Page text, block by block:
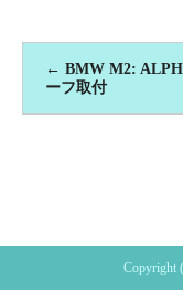
← BMW M2:
ーフ取付
Copyright